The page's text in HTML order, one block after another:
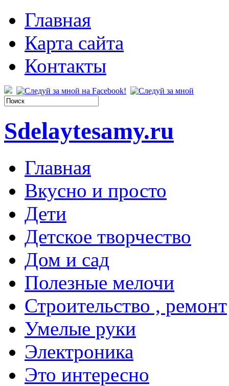
Главная
Карта сайта
Контакты
Sdelaytesamy.ru
Главная
Вкусно и просто
Дети
Детское творчество
Дом и сад
Полезные мелочи
Строительство , ремонт
Умелые руки
Электроника
Это интересно